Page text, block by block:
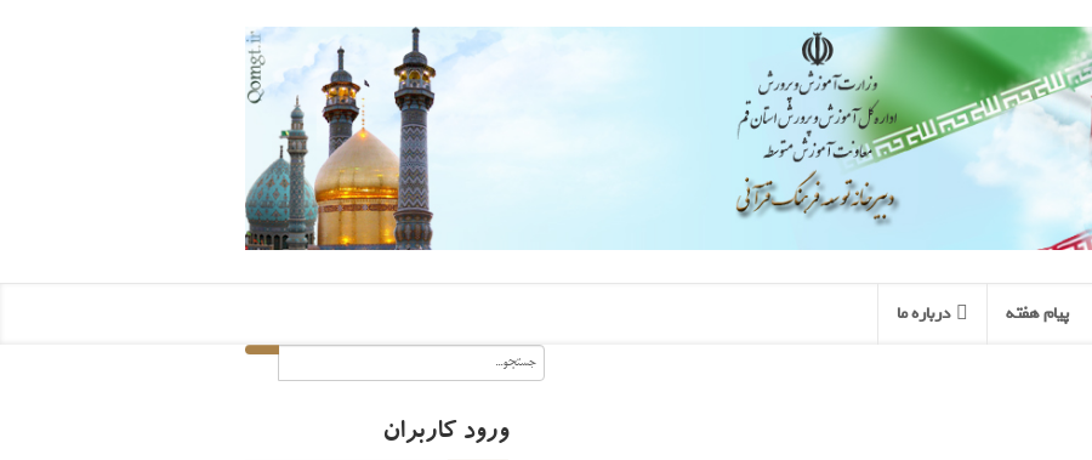
پیام هفته درباره ما
ورود کاربران